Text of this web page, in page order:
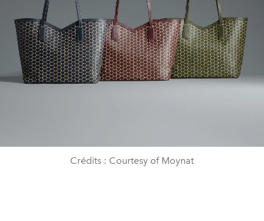
Crédits : Courtesy of Moynat